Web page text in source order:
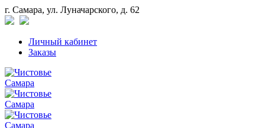
г. Самара, ул. Луначарского, д. 62
Личный кабинет
Заказы